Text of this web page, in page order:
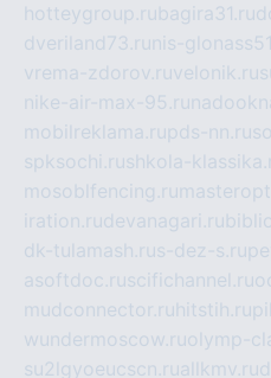
hotteygroup.rubagira31.ru
dveriland73.ru nis-
vrema-zdorov.ruvelonik.ru
nike-air-max-95.ru
mobilreklama.rupds-nn.ru
spksochi.rushkola-
mosoblfencing.ru
iration.rudevanagari.ru
dk-tulamash.rus-dez-s.ru
asoftdoc.ruscifichannel.ru
mudconnector.ru hitstih.ru
wundermoscow.ruolymp-
su2lgyoeucscn.ruallkmv.ru